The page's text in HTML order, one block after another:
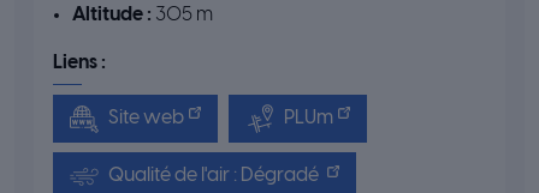
Altitude : 305 m
Liens :
Site web PLUm
Qualité de l'air : Dégradé